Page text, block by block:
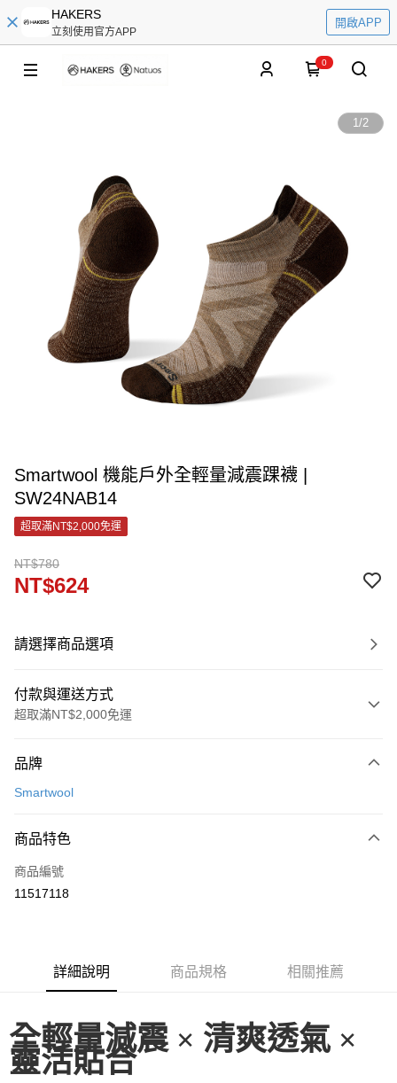
HAKERS
立刻使用官方APP
開啟APP
0
1/2
Smartwool 機能戶外全輕量減震踝襪 |
SW24NAB14
超取滿NT$2,000免運
NT$780
NT$624
請選擇商品選項
付款與運送方式
超取滿NT$2,000免運
信用卡一次付款
Apple Pay
街口支付
運送方式
每筆NT$100
全家超取(2000以上免運)
品牌
Smartwool
商品特色
商品編號
11517118
詳細說明 商品規格 相關推薦
全輕量減震 × 清爽透氣 ×
靈活貼合